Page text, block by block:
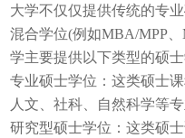
大学不仅仅提供传统的专
混合学位(例如MBA/MPP
学主要提供以下类型的硕士
专业硕士学位：这类硕士
人文、社科、自然科学等专
研究型硕士学位：这类硕